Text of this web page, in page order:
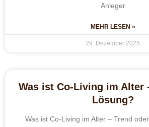
Anleger
MEHR LESEN »
29. Dezember 2025
Was ist Co-Living im Alter
Lösung?
Was ist Co-Living im Alter – Trend